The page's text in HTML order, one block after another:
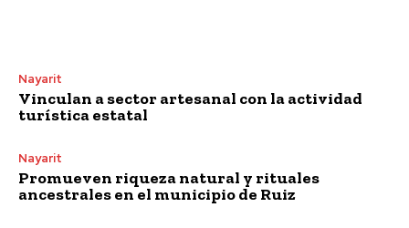
Nayarit
Vinculan a sector artesanal con la actividad
turística estatal
Nayarit
Promueven riqueza natural y rituales
ancestrales en el municipio de Ruiz